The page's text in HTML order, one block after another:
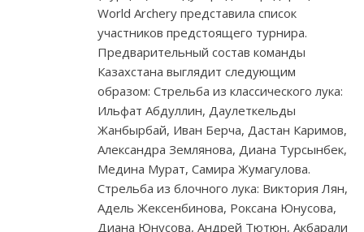
World Archery представила список
участников предстоящего турнира.
Предварительный состав команды
Казахстана выглядит следующим
образом: Стрельба из классического лука:
Ильфат Абдуллин, Даулеткельды
Жанбырбай, Иван Берча, Дастан Каримов,
Александра Землянова, Диана Турсынбек,
Медина Мурат, Самира Жумагулова.
Стрельба из блочного лука: Виктория Лян,
Адель Жексенбинова, Роксана Юнусова,
Диана Юнусова, Андрей Тютюн, Акбарали